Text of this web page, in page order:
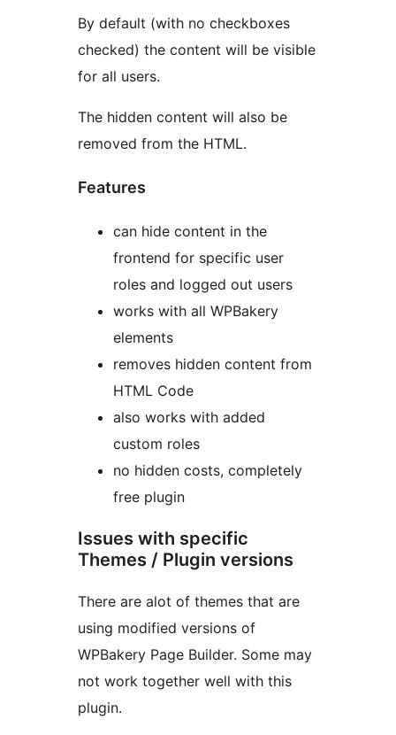
By default (with no checkboxes
checked) the content will be visible
for all users.
The hidden content will also be
removed from the HTML.
Features
can hide content in the
frontend for specific user
roles and logged out users
works with all WPBakery
elements
removes hidden content from
HTML Code
also works with added
custom roles
no hidden costs, completely
free plugin
Issues with specific
Themes / Plugin versions
There are alot of themes that are
using modified versions of
WPBakery Page Builder. Some may
not work together well with this
plugin.